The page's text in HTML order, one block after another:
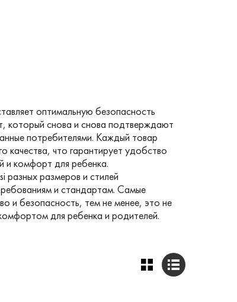
оптимальную безопасность
который снова и снова подтверждают
потребителями. Каждый товар
качества, что гарантирует удобство
и комфорт для ребенка.
разных размеров и стилей
и стандартам. Самые
и безопасность, тем не менее, это не
для ребенка и родителей.